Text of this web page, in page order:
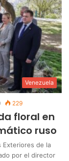
Venezuela
229
floral en
ruso
Exteriores de la
por el director